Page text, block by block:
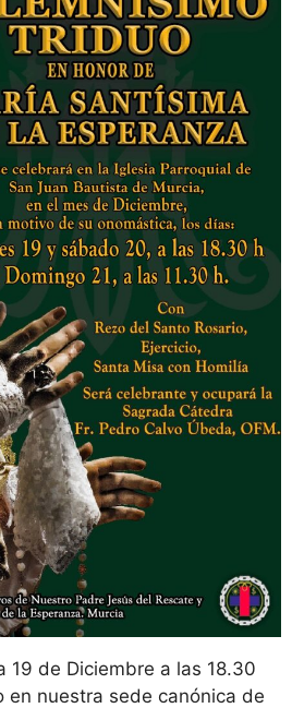
19 de Diciembre a las 18.30
en nuestra sede canónica de